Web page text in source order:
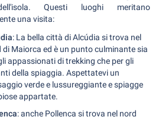
Questi luoghi meritano
una visita:
: La bella città di Alcúdia si trova nel
di Maiorca ed è un punto culminante sia
appassionati di trekking che per gli
della spiaggia. Aspettatevi un
verde e lussureggiante e spiagge
appartate.
: anche Pollenca si trova nel nord